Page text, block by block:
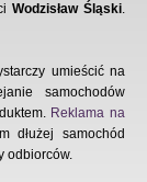
Wodzisław Śląski.
umieścić na
samochodów
Reklama na
dłużej samochód
odbiorców.